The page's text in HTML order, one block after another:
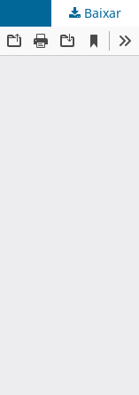
Baixar